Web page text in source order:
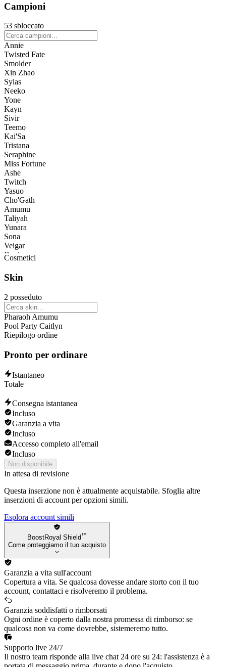
Campioni
53 sbloccato
Annie
Twisted Fate
Smolder
Xin Zhao
Sylas
Neeko
Yone
Kayn
Sivir
Teemo
Kai'Sa
Tristana
Seraphine
Miss Fortune
Ashe
Twitch
Yasuo
Cho'Gath
Amumu
Taliyah
Yunara
Sona
Veigar
Bard
Maokai
Wukong
Lee Sin
Vayne
Jhin
Nidalee
Poppy
Akali
Jinx
Lux
Shyvana
Rengar
Senna
Lucian
Varus
Sejuani
Xayah
Fiora
Ziggs
Qiyana
Draven
Nilah
Cosmetici
Skin
2 posseduto
Pharaoh Amumu
Pool Party Caitlyn
Riepilogo ordine
Pronto per ordinare
Istantaneo
Totale
Consegna istantanea
Incluso
Garanzia a vita
Incluso
Accesso completo all'email
Incluso
Non disponibile
In attesa di revisione
Questa inserzione non è attualmente acquistabile. Sfoglia altre
inserzioni di account per opzioni simili.
Esplora account simili
BoostRoyal Shield™
Come proteggiamo il tuo acquisto
Garanzia a vita sull'account
Copertura a vita. Se qualcosa dovesse andare storto con il tuo
account, contattaci e risolveremo il problema.
Garanzia soddisfatti o rimborsati
Ogni ordine è coperto dalla nostra promessa di rimborso: se
qualcosa non va come dovrebbe, sistemeremo tutto.
Supporto live 24/7
Il nostro team risponde alla live chat 24 ore su 24: l'assistenza è a